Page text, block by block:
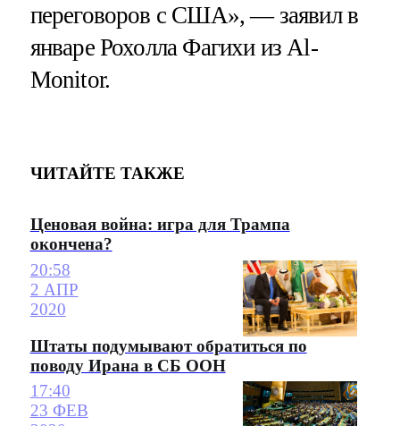
переговоров с США», — заявил в
январе Рохолла Фагихи из Al-
Monitor.
ЧИТАЙТЕ ТАКЖЕ
Ценовая война: игра для Трампа
окончена?
20:58
2 АПР
2020
Штаты подумывают обратиться по
поводу Ирана в СБ ООН
17:40
23 ФЕВ